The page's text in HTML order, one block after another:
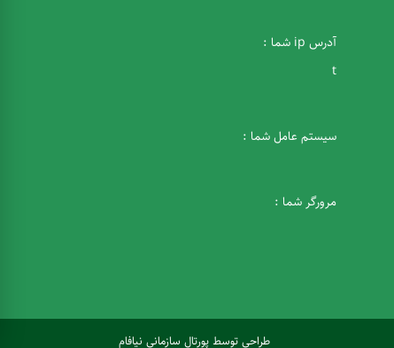
آدرس ip شما :
t
سیستم عامل شما :
مرورگر شما :
طراحی توسط پورتال سازمانی نیافام